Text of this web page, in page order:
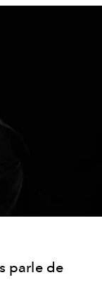
connu.
parle de